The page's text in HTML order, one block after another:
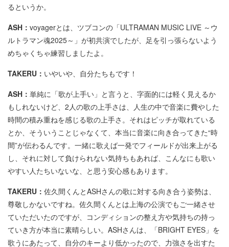
るというか。
ASH： voyagerとは、ツブコンの「ULTRAMAN MUSIC LIVE ～ウ
ルトラマン魂2025～」が初共演でしたが、足を引っ張らないよう
めちゃくちゃ練習しましたよ。
TAKERU： いやいや、自分たちもです！
ASH： 単純に「歌が上手い」と言うと、字面的には軽く見えるか
もしれないけど、2人の歌の上手さは、人生の中で音楽に費やした
時間の積み重ねを感じる歌の上手さ。それはピッチが取れている
とか、そういうことじゃなくて、本当に音楽に向き合ってきた“時
間”が伝わるんです。一緒に歌えば一発でフィールドが出来上がる
し、それに対して負けられない気持ちもあれば、こんなにも歌い
やすい人たちいないな、と思う安心感もあります。
TAKERU： 佐久間くんとASHさんの歌に対する向き合う姿勢は、
尊敬しかないですね。佐久間くんとは上海の公演でもご一緒させ
ていただいたのですが、コンディションの整え方や気持ちの持っ
ていき方が本当に素晴らしい。ASHさんは、「BRIGHT EYES」を
歌うにあたって、自分のキーより低かったので、力強さを出すた